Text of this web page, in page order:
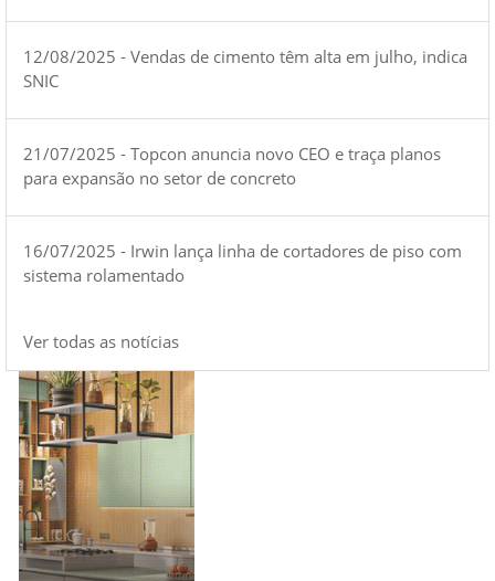
12/08/2025 - Vendas de cimento têm alta em julho, indica
SNIC
21/07/2025 - Topcon anuncia novo CEO e traça planos
para expansão no setor de concreto
16/07/2025 - Irwin lança linha de cortadores de piso com
sistema rolamentado
Ver todas as notícias